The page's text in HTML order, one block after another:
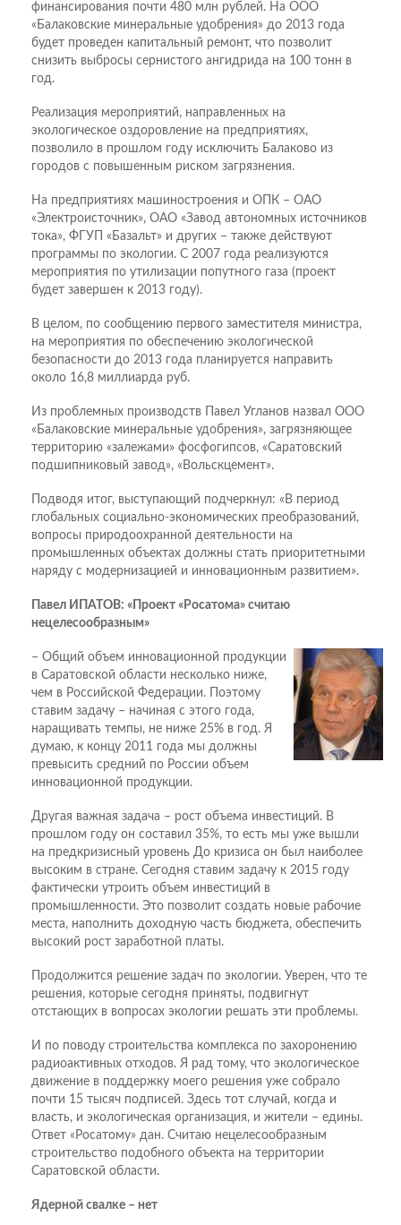
финансирования почти 480 млн рублей. На ООО
«Балаковские минеральные удобрения» до 2013 года
будет проведен капитальный ремонт, что позволит
снизить выбросы сернистого ангидрида на 100 тонн в
год.
Реализация мероприятий, направленных на
экологическое оздоровление на предприятиях,
позволило в прошлом году исключить Балаково из
городов с повышенным риском загрязнения.
На предприятиях машиностроения и ОПК – ОАО
«Электроисточник», ОАО «Завод автономных источников
тока», ФГУП «Базальт» и других – также действуют
программы по экологии. С 2007 года реализуются
мероприятия по утилизации попутного газа (проект
будет завершен к 2013 году).
В целом, по сообщению первого заместителя министра,
на мероприятия по обеспечению экологической
безопасности до 2013 года планируется направить
около 16,8 миллиарда руб.
Из проблемных производств Павел Угланов назвал ООО
«Балаковские минеральные удобрения», загрязняющее
территорию «залежами» фосфогипсов, «Саратовский
подшипниковый завод», «Вольскцемент».
Подводя итог, выступающий подчеркнул: «В период
глобальных социально-экономических преобразований,
вопросы природоохранной деятельности на
промышленных объектах должны стать приоритетными
наряду с модернизацией и инновационным развитием».
Павел ИПАТОВ: «Проект «Росатома» считаю
нецелесообразным»
– Общий объем инновационной продукции
в Саратовской области несколько ниже,
чем в Российской Федерации. Поэтому
ставим задачу – начиная с этого года,
наращивать темпы, не ниже 25% в год. Я
думаю, к концу 2011 года мы должны
превысить средний по России объем
инновационной продукции.
Другая важная задача – рост объема инвестиций. В
прошлом году он составил 35%, то есть мы уже вышли
на предкризисный уровень До кризиса он был наиболее
высоким в стране. Сегодня ставим задачу к 2015 году
фактически утроить объем инвестиций в
промышленности. Это позволит создать новые рабочие
места, наполнить доходную часть бюджета, обеспечить
высокий рост заработной платы.
Продолжится решение задач по экологии. Уверен, что те
решения, которые сегодня приняты, подвигнут
отстающих в вопросах экологии решать эти проблемы.
И по поводу строительства комплекса по захоронению
радиоактивных отходов. Я рад тому, что экологическое
движение в поддержку моего решения уже собрало
почти 15 тысяч подписей. Здесь тот случай, когда и
власть, и экологическая организация, и жители – едины.
Ответ «Росатому» дан. Считаю нецелесообразным
строительство подобного объекта на территории
Саратовской области.
Ядерной свалке – нет